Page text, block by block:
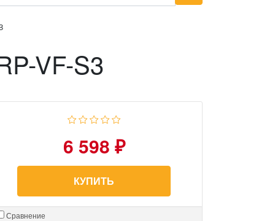
VF-S3
6 598 ₽
КУПИТЬ
Сравнение